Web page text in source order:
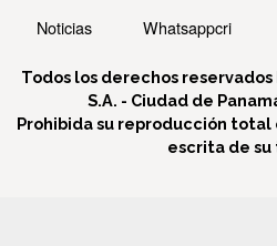
Noticias Whatsappcri
Todos los derechos
S.A. - Ciudad de
Prohibida su reproducción total
escrita de